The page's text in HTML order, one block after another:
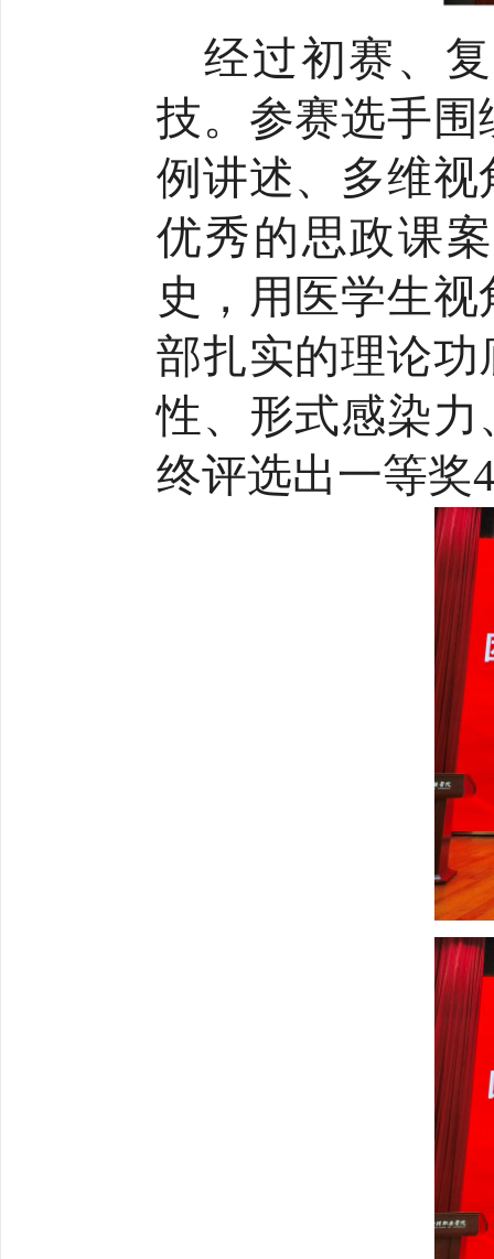
经过初赛、
技。参赛选手
例讲述、多维
优秀的思政课
史，用医学生
部扎实的理论
性、形式感染
终评选出一等奖